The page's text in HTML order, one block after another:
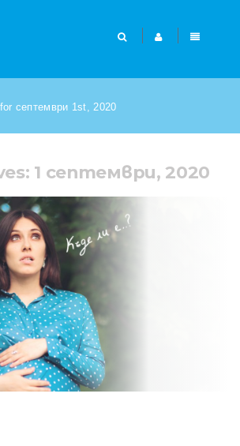
септември 1st, 2020
1 септември, 2020